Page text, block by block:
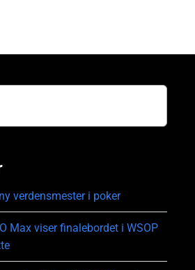
verdensmester i poker
Max viser finalebordet i WSOP